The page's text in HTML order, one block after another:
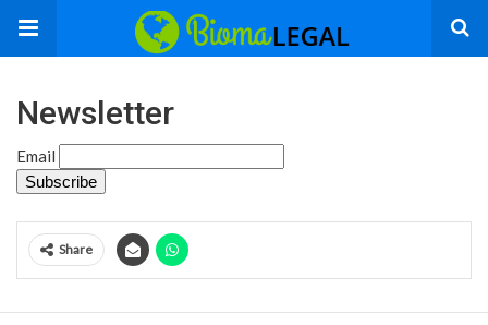
Newsletter
Email
Share